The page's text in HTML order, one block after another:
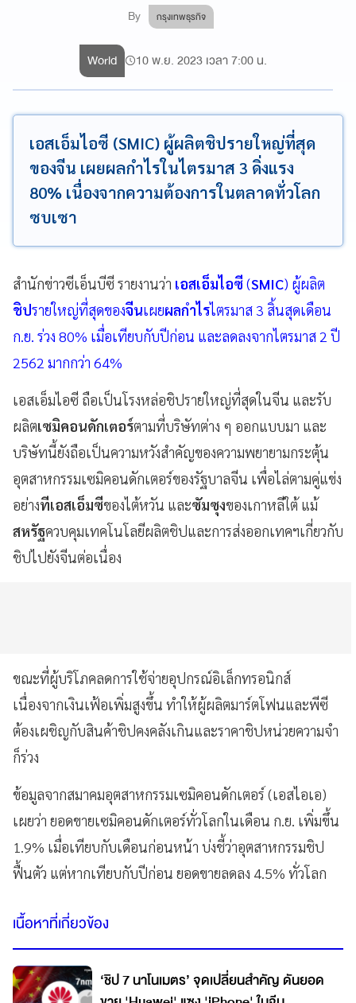
By กรุงเทพธุรกิจ
World 10 พ.ย. 2023 เวลา 7:00 น.
เอสเอ็มไอซี (SMIC) ผู้ผลิตชิปรายใหญ่ที่สุด
ของจีน เผยผลกำไรในไตรมาส 3 ดิ่งแรง
80% เนื่องจากความต้องการในตลาดทั่วโลก
ซบเซา
สำนักข่าวซีเอ็นบีซี รายงานว่า เอสเอ็มไอซี(SMIC) ผู้ผลิต
ชิปรายใหญ่ที่สุดของจีนเผยผลกำไรไตรมาส 3 สิ้นสุดเดือน
ก.ย. ร่วง 80% เมื่อเทียบกับปีก่อน และลดลงจากไตรมาส 2 ปี
2562 มากกว่า 64%
เอสเอ็มไอซี ถือเป็นโรงหล่อชิปรายใหญ่ที่สุดในจีน และรับ
ผลิตเซมิคอนดักเตอร์ตามที่บริษัทต่าง ๆ ออกแบบมา และ
บริษัทนี้ยังถือเป็นความหวังสำคัญของความพยายามกระตุ้น
อุตสาหกรรมเซมิคอนดักเตอร์ของรัฐบาลจีน เพื่อไล่ตามคู่แข่ง
อย่างทีเอสเอ็มซีของไต้หวัน และซัมซุงของเกาหลีใต้ แม้
สหรัฐควบคุมเทคโนโลยีผลิตชิปและการส่งออกเทคฯเกี่ยวกับ
ชิปไปยังจีนต่อเนื่อง
ขณะที่ผู้บริโภคลดการใช้จ่ายอุปกรณ์อิเล็กทรอนิกส์
เนื่องจากเงินเฟ้อเพิ่มสูงขึ้น ทำให้ผู้ผลิตมาร์ตโฟนและพีซี
ต้องเผชิญกับสินค้าชิปคงคลังเกินและราคาชิปหน่วยความจำ
ก็ร่วง
ข้อมูลจากสมาคมอุตสาหกรรมเซมิคอนดักเตอร์ (เอสไอเอ)
เผยว่า ยอดขายเซมิคอนดักเตอร์ทั่วโลกในเดือน ก.ย. เพิ่มขึ้น
1.9% เมื่อเทียบกับเดือนก่อนหน้า บ่งชี้ว่าอุตสาหกรรมชิป
ฟื้นตัว แต่หากเทียบกับปีก่อน ยอดขายลดลง 4.5% ทั่วโลก
เนื้อหาที่เกี่ยวข้อง
‘ชิป 7 นาโนเมตร’ จุดเปลี่ยนสำคัญ ดันยอด